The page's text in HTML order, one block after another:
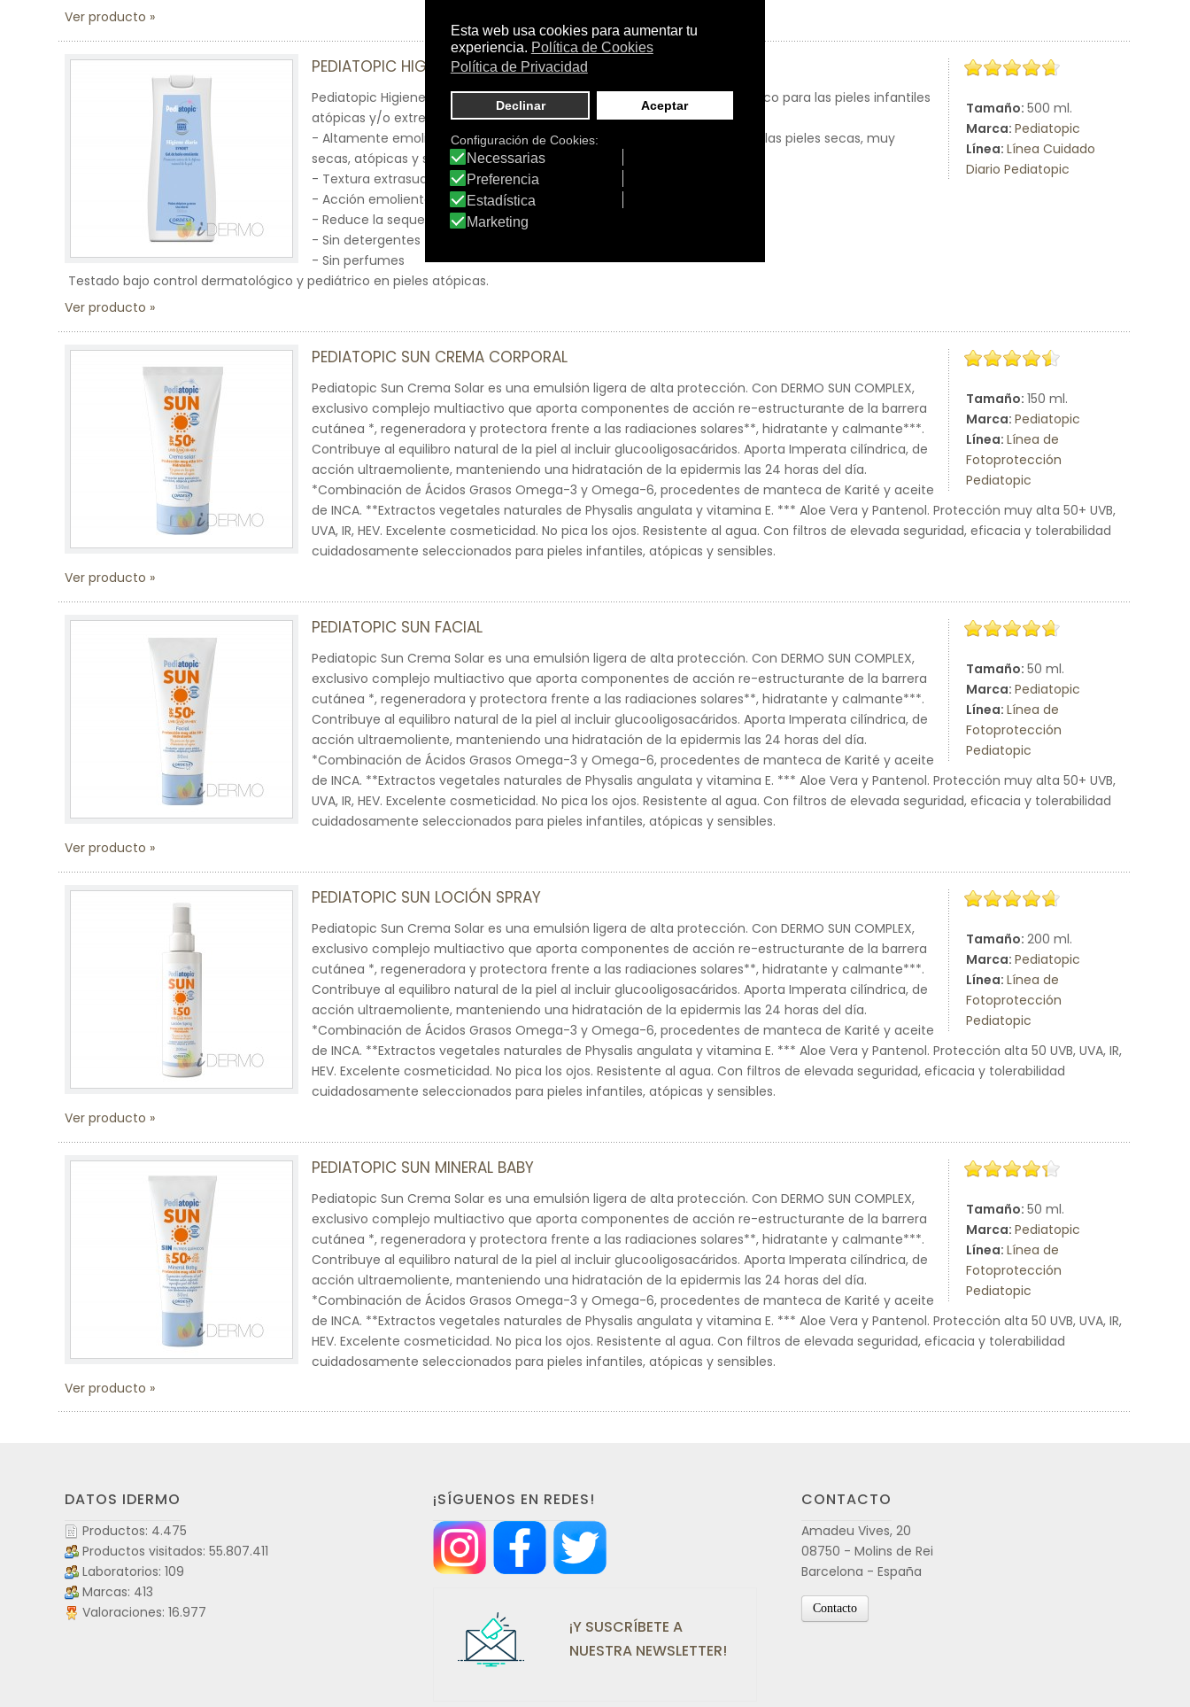
Ver producto
Tamaño: 500 ml.
Marca: Pediatopic
Línea: Línea Cuidado
Diario Pediatopic
PEDIATOPIC HIGIENE DIARIA SYNDET
Pediatopic Higiene Diaria es un gel de baño SYNDET de uso diario específico para las pieles infantiles
atópicas y/o extremadamente secas.
- Altamente emoliente especialmente indicado para la higiene diaria de las pieles secas, muy
secas, atópicas y sensibles.
- Textura extrasuave. Deja una sensación agradable en la piel.
- Acción emoliente, calmante y protectora de la piel.
- Reduce la sequedad cutánea, controla el picor y el rascado.
- Sin detergentes (SIN Laureth Sulfate Sodium)
- Sin perfumes
Testado bajo control dermatológico y pediátrico en pieles atópicas.
Ver producto
Tamaño: 150 ml.
Marca: Pediatopic
Línea: Línea de
Fotoprotección
Pediatopic
PEDIATOPIC SUN CREMA CORPORAL
Pediatopic Sun Crema Solar es una emulsión ligera de alta protección. Con DERMO SUN COMPLEX,
exclusivo complejo multiactivo que aporta componentes de acción re-estructurante de la barrera
cutánea *, regeneradora y protectora frente a las radiaciones solares**, hidratante y calmante***.
Contribuye al equilibro natural de la piel al incluir glucooligosacáridos. Aporta Imperata cilíndrica, de
acción ultraemoliente, manteniendo una hidratación de la epidermis las 24 horas del día.
*Combinación de Ácidos Grasos Omega-3 y Omega-6, procedentes de manteca de Karité y aceite
de INCA. **Extractos vegetales naturales de Physalis angulata y vitamina E. *** Aloe Vera y Pantenol. Protección muy alta 50+ UVB,
UVA, IR, HEV. Excelente cosmeticidad. No pica los ojos. Resistente al agua. Con filtros de elevada seguridad, eficacia y tolerabilidad
cuidadosamente seleccionados para pieles infantiles, atópicas y sensibles.
Ver producto
Tamaño: 50 ml.
Marca: Pediatopic
Línea: Línea de
Fotoprotección
Pediatopic
PEDIATOPIC SUN FACIAL
Pediatopic Sun Crema Solar es una emulsión ligera de alta protección. Con DERMO SUN COMPLEX,
exclusivo complejo multiactivo que aporta componentes de acción re-estructurante de la barrera
cutánea *, regeneradora y protectora frente a las radiaciones solares**, hidratante y calmante***.
Contribuye al equilibro natural de la piel al incluir glucooligosacáridos. Aporta Imperata cilíndrica, de
acción ultraemoliente, manteniendo una hidratación de la epidermis las 24 horas del día.
*Combinación de Ácidos Grasos Omega-3 y Omega-6, procedentes de manteca de Karité y aceite
de INCA. **Extractos vegetales naturales de Physalis angulata y vitamina E. *** Aloe Vera y Pantenol. Protección muy alta 50+ UVB,
UVA, IR, HEV. Excelente cosmeticidad. No pica los ojos. Resistente al agua. Con filtros de elevada seguridad, eficacia y tolerabilidad
cuidadosamente seleccionados para pieles infantiles, atópicas y sensibles.
Ver producto
Tamaño: 200 ml.
Marca: Pediatopic
Línea: Línea de
Fotoprotección
Pediatopic
PEDIATOPIC SUN LOCIÓN SPRAY
Pediatopic Sun Crema Solar es una emulsión ligera de alta protección. Con DERMO SUN COMPLEX,
exclusivo complejo multiactivo que aporta componentes de acción re-estructurante de la barrera
cutánea *, regeneradora y protectora frente a las radiaciones solares**, hidratante y calmante***.
Contribuye al equilibro natural de la piel al incluir glucooligosacáridos. Aporta Imperata cilíndrica, de
acción ultraemoliente, manteniendo una hidratación de la epidermis las 24 horas del día.
*Combinación de Ácidos Grasos Omega-3 y Omega-6, procedentes de manteca de Karité y aceite
de INCA. **Extractos vegetales naturales de Physalis angulata y vitamina E. *** Aloe Vera y Pantenol. Protección alta 50 UVB, UVA, IR,
HEV. Excelente cosmeticidad. No pica los ojos. Resistente al agua. Con filtros de elevada seguridad, eficacia y tolerabilidad
cuidadosamente seleccionados para pieles infantiles, atópicas y sensibles.
Ver producto
Tamaño: 50 ml.
Marca: Pediatopic
Línea: Línea de
Fotoprotección
Pediatopic
PEDIATOPIC SUN MINERAL BABY
Pediatopic Sun Crema Solar es una emulsión ligera de alta protección. Con DERMO SUN COMPLEX,
exclusivo complejo multiactivo que aporta componentes de acción re-estructurante de la barrera
cutánea *, regeneradora y protectora frente a las radiaciones solares**, hidratante y calmante***.
Contribuye al equilibro natural de la piel al incluir glucooligosacáridos. Aporta Imperata cilíndrica, de
acción ultraemoliente, manteniendo una hidratación de la epidermis las 24 horas del día.
*Combinación de Ácidos Grasos Omega-3 y Omega-6, procedentes de manteca de Karité y aceite
de INCA. **Extractos vegetales naturales de Physalis angulata y vitamina E. *** Aloe Vera y Pantenol. Protección alta 50 UVB, UVA, IR,
HEV. Excelente cosmeticidad. No pica los ojos. Resistente al agua. Con filtros de elevada seguridad, eficacia y tolerabilidad
cuidadosamente seleccionados para pieles infantiles, atópicas y sensibles.
Ver producto
DATOS IDERMO
Productos: 4.475
Productos visitados: 55.807.411
Laboratorios: 109
Marcas: 413
Valoraciones: 16.977
¡SÍGUENOS EN REDES!
¡Y SUSCRÍBETE A
NUESTRA NEWSLETTER!
CONTACTO
Amadeu Vives, 20
08750 - Molins de Rei
Barcelona - España
Contacto